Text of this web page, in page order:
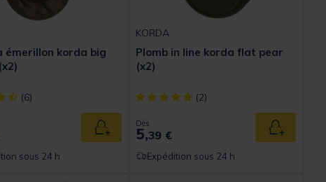
émerillon korda big
out of 5 Customer Rating
(6)
Ajouter au panier
sous 24 h
KORDA
Plomb in line korda flat pear
(x2)
[object Object] out of 5 Customer Rating
(2)
Dès
5,39 € Ajouter
Expédition sous 24 h